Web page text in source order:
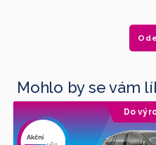
Mohlo by se vám
Do